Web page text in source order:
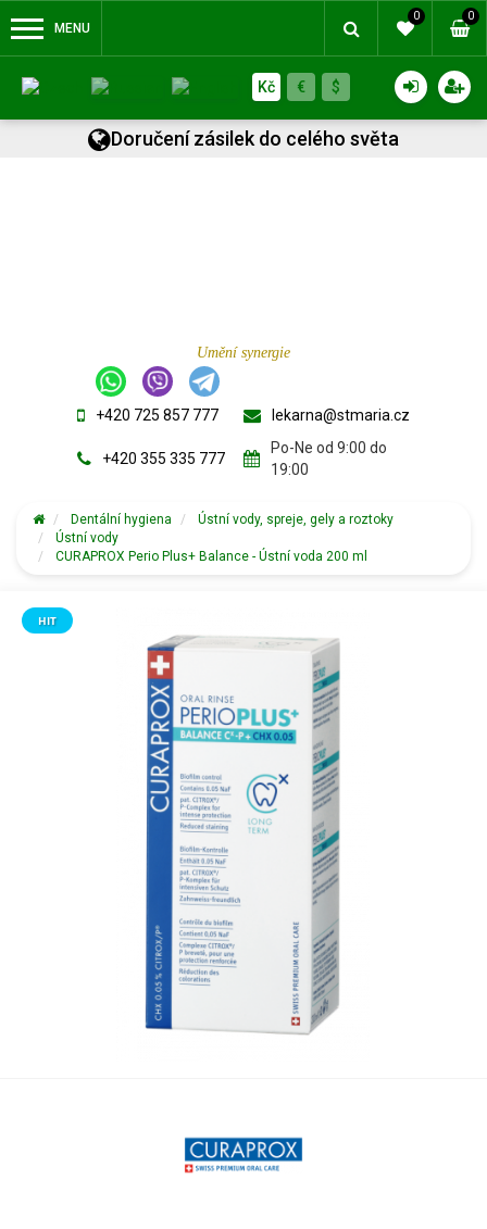
MENU
0 0
Kč € $
Doručení zásilek do celého světa
Umění synergie
+420 725 857 777
+420 355 335 777
lekarna@stmaria.cz
Po-Ne od 9:00 do
19:00
Dentální hygiena
Ústní vody, spreje, gely a roztoky
Ústní vody
CURAPROX Perio Plus+ Balance - Ústní voda 200 ml
HIT